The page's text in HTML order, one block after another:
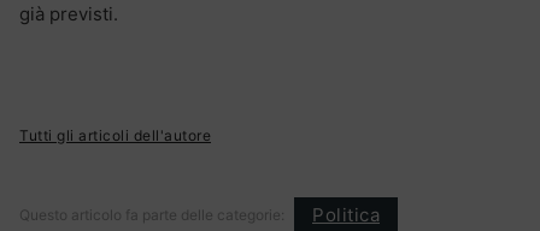
già previsti.
Tutti gli articoli dell'autore
Questo articolo fa parte delle categorie: Politica